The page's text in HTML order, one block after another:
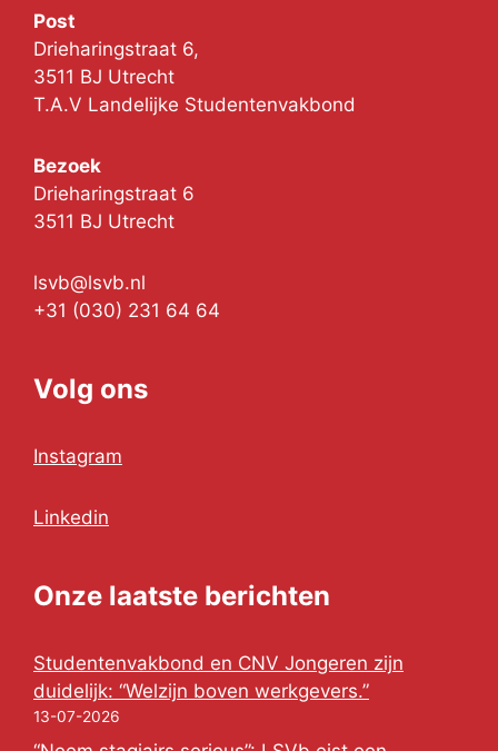
Post
Drieharingstraat 6,
3511 BJ Utrecht
T.A.V Landelijke Studentenvakbond
Bezoek
Drieharingstraat 6
3511 BJ Utrecht
lsvb@lsvb.nl
+31 (030) 231 64 64
Volg ons
Instagram
Linkedin
Onze laatste berichten
Studentenvakbond en CNV Jongeren zijn
duidelijk: “Welzijn boven werkgevers.”
13-07-2026